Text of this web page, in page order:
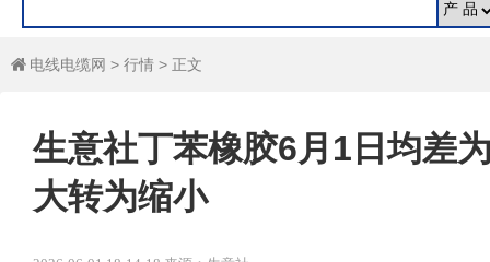
 电线电缆网 > 行情 > 正文
生意社丁苯橡胶6月1日均差
大转为缩小